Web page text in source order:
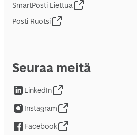
SmartPosti Liettua
Posti Ruotsi
Seuraa meitä
LinkedIn
Instagram
Facebook